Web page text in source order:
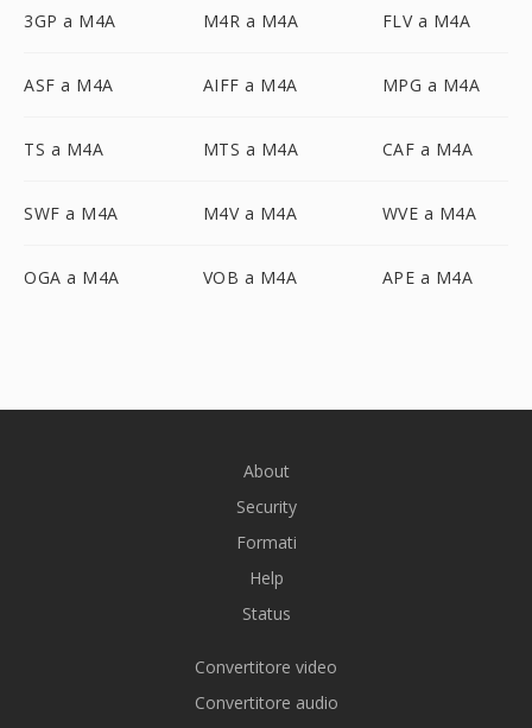
3GP a M4A M4R a M4A FLV a M4A
ASF a M4A AIFF a M4A MPG a M4A
TS a M4A MTS a M4A CAF a M4A
SWF a M4A M4V a M4A WVE a M4A
OGA a M4A VOB a M4A APE a M4A
About
Security
Formati
Help
Status
Convertitore video
Convertitore audio